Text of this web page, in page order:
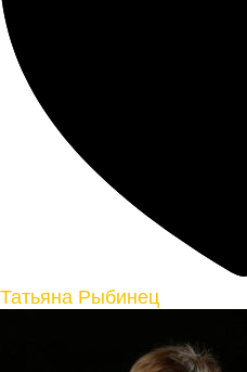
Татьяна Рыбинец